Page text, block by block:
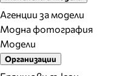
Агенции за модели
Модна фотография
Модели
Организации